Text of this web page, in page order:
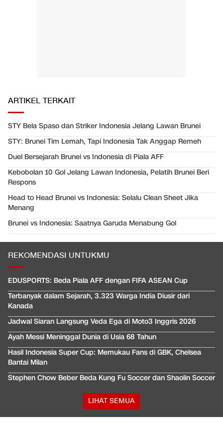
ARTIKEL TERKAIT
STY Bela Spaso dan Striker Indonesia Jelang Lawan Brunei
STY: Brunei Tim Lemah, Tapi Indonesia Tak Anggap Remeh
Duel Bersejarah Brunei vs Indonesia di Piala AFF
Kebobolan 10 Gol Jelang Lawan Indonesia, Pelatih Brunei Beri
Respons
Head to Head Brunei vs Indonesia: Selalu Clean Sheet Jika
Menang
Brunei vs Indonesia: Saatnya Garuda Menabung Gol
REKOMENDASI UNTUKMU
EDUSPORTS: Beda Piala AFF dengan FIFA ASEAN Cup
Terbanyak dalam Sejarah, 3.323 Warga India Diusir dari
Kanada
Jadwal Siaran Langsung Veda Ega di Moto3 Inggris 2026
Ayah Messi Meninggal Dunia di Usia 68 Tahun
Hasil Indonesia Super Cup: Memukau Fans di GBK, Chelsea
Bantai Milan
Stephen Chow Beber Beda Kung Fu Soccer dan Shaolin Soccer
LIHAT SEMUA